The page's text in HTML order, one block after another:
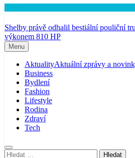
Shelby právě odhalil bestiální pouliční
výkonem 810 HP
Menu
AktualityAktuální zprávy a
Business
Bydlení
Fashion
Lifestyle
Rodina
Zdraví
Tech
Vyhledávání